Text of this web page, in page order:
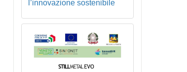
l’innovazione sostenibile